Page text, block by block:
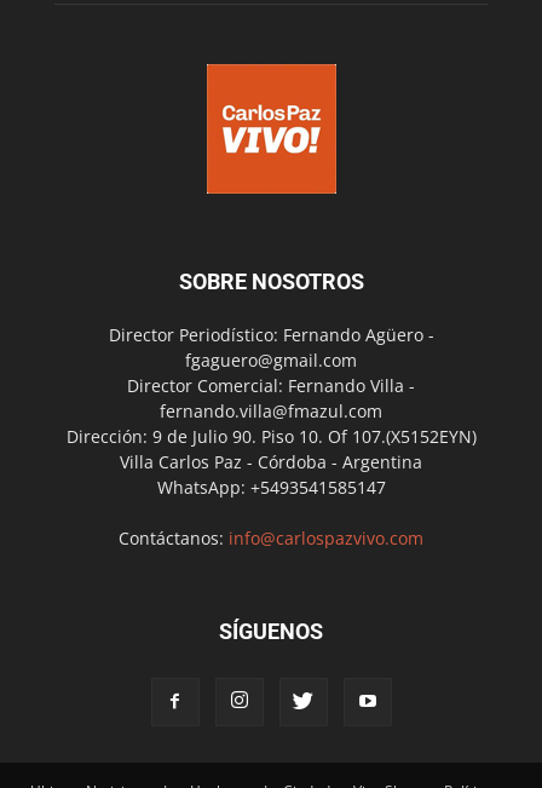
SOBRE NOSOTROS
Director Periodístico: Fernando Agüero -
fgaguero@gmail.com
Director Comercial: Fernando Villa -
fernando.villa@fmazul.com
Dirección: 9 de Julio 90. Piso 10. Of 107.(X5152EYN)
Villa Carlos Paz - Córdoba - Argentina
WhatsApp: +5493541585147
Contáctanos: info@carlospazvivo.com
SÍGUENOS